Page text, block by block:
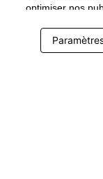
optimiser nos
cadre, non
transmission de
nécessitent un